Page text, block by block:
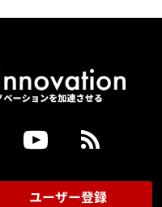
ユーザー登録